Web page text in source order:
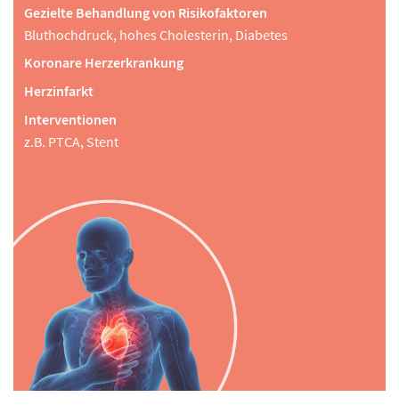
Gezielte Behandlung von Risikofaktoren
Bluthochdruck, hohes Cholesterin, Diabetes
Koronare Herzerkrankung
Herzinfarkt
Interventionen
z.B. PTCA, Stent